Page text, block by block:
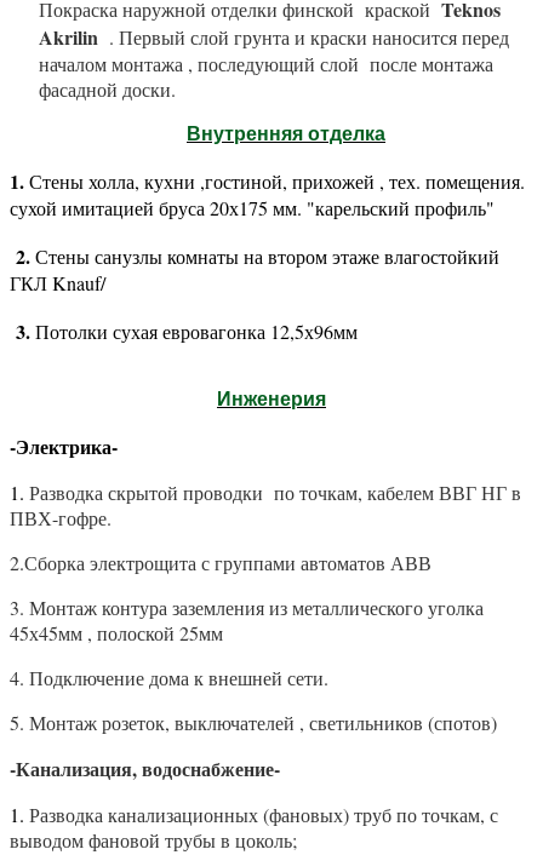
Покраска наружной отделки финской краской Teknos
Akrilin . Первый слой грунта и краски наносится перед
началом монтажа , последующий слой после монтажа
фасадной доски.
Внутренняя отделка
1.Стены холла, кухни ,гостиной, прихожей , тех. помещения.
сухой имитацией бруса 20х175 мм. "карельский профиль"
2.Стены санузлы комнаты на втором этаже влагостойкий
ГКЛ Knauf/
3.Потолки сухая евровагонка 12,5х96мм
Инженерия
-Электрика-
1. Разводка скрытой проводки по точкам, кабелем ВВГ НГ в
ПВХ-гофре.
2.Сборка электрощита с группами автоматов АВВ
3. Монтаж контура заземления из металлического уголка
45х45мм , полоской 25мм
4. Подключение дома к внешней сети.
5. Монтаж розеток, выключателей , светильников (спотов)
-Канализация, водоснабжение-
1. Разводка канализационных (фановых) труб по точкам, с
выводом фановой трубы в цоколь;